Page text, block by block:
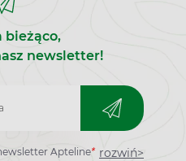
bieżąco,
newsletter!
Apteline* rozwiń>